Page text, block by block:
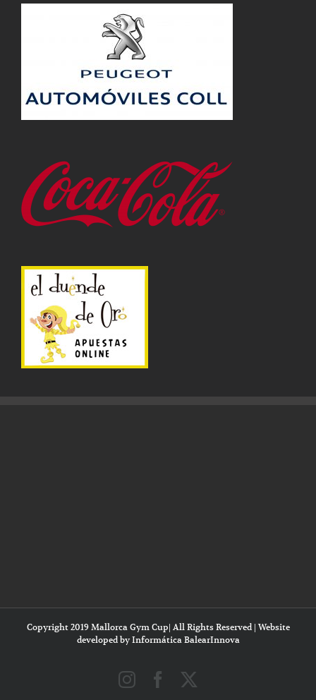
Copyright 2019 Mallorca Gym Cup| All Rights Reserved | Website
developed byInformática BalearInnova
InstagramFacebook